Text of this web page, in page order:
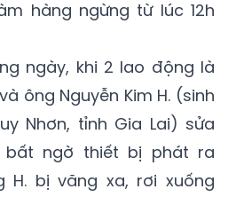
hàng ngừng từ lúc 12h
ngày, khi 2 lao động là
ông Nguyễn Kim H. (sinh
Nhơn, tỉnh Gia Lai) sửa
ngờ thiết bị phát ra
H. bị văng xa, rơi xuống